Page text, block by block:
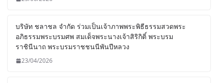
บริษัท ชลาชล จำกัด ร่วมเป็นเจ้าภาพพระพิธีธรรมสวดพระ
อภิธรรมพระบรมศพ สมเด็จพระนางเจ้าสิริกิติ์ พระบรม
ราชินีนาถ พระบรมราชชนนีพันปีหลวง
23/04/2026